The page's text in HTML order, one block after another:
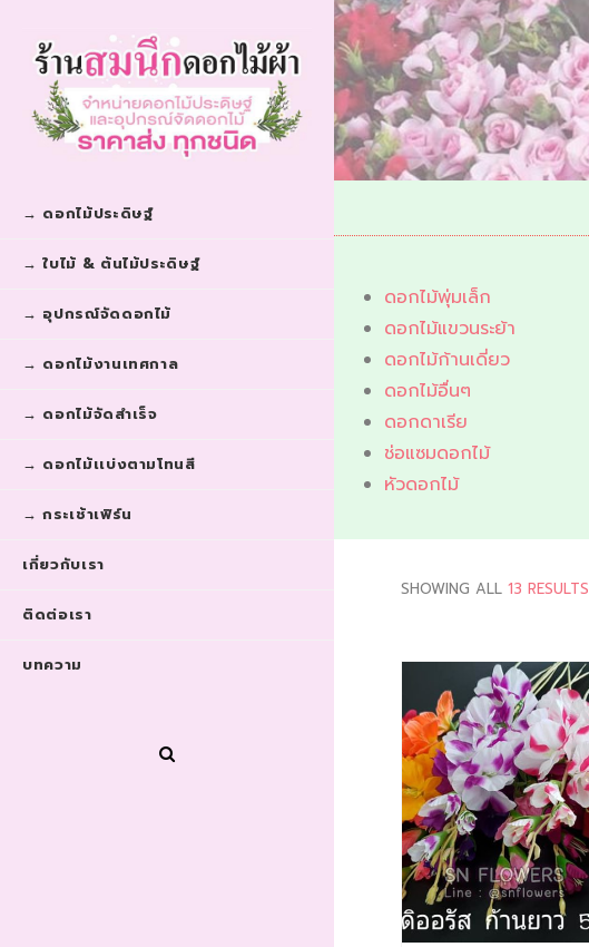
→ ดอกไม้ประดิษฐ์
→ ใบไม้ & ต้นไม้ประดิษฐ์
→ อุปกรณ์จัดดอกไม้
→ ดอกไม้งานเทศกาล
→ ดอกไม้จัดสำเร็จ
→ ดอกไม้เเบ่งตามโทนสี
→ กระเช้าเฟิร์น
เกี่ยวกับเรา
ติดต่อเรา
บทความ
ดอกไม้พุ่มเล็ก
ดอกไม้แขวนระย้า
ดอกไม้ก้านเดี่ยว
ดอกไม้อื่นๆ
ดอกดาเรีย
ช่อแซมดอกไม้
หัวดอกไม้
SHOWING ALL 13 RESULTS